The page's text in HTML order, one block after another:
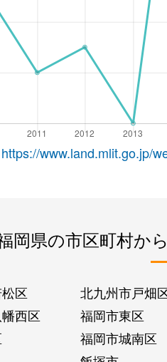
https://www.land.mlit.go.jp/
岡県の市区町村か
区 北九州市戸畑
西区 福岡市東区
福岡市城南区